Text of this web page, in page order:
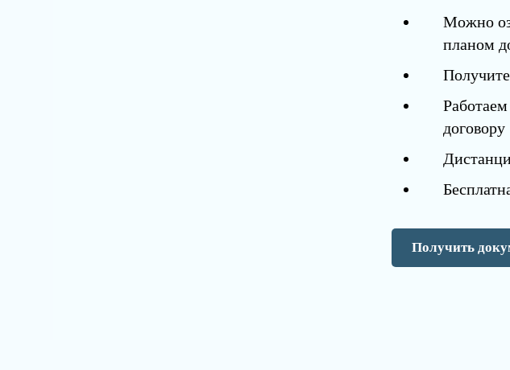
Можно
планом
договору
Получить